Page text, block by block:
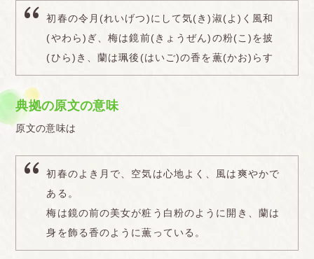
初春の令月(れいげつ)にして気(き)淑(よ)く風和
(やわら)ぎ、梅は鏡前(きょうぜん)の粉(こ)を披
(ひら)き、蘭は珮後(はいご)の香を薫(かお)らす
典拠の原文の意味
原文の意味は
初春のよき月で、空気は心地よく、風は爽やかで
ある。
梅は鏡の前の美女が粧う白粉のように開き、蘭は
身を飾る香のように薫っている。